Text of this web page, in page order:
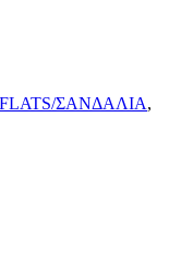
FLATS/ΣΑΝΔΑΛΙΑ,